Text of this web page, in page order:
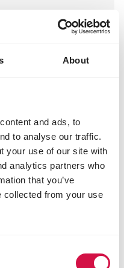
About
and ads, to
to analyse our traffic.
your use of our site with
analytics partners who
that you’ve
collected from your use